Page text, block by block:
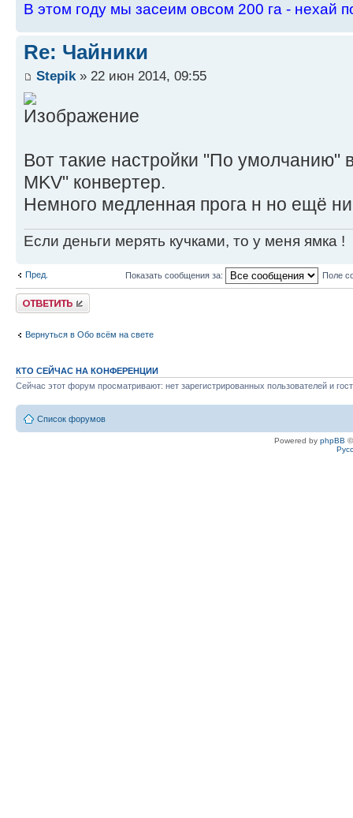
В этом году мы засеим овсом 200 га - нехай
Re: Чайники
Stepik » 22 июн 2014, 09:55
Вот такие настройки "По умолчанию"
MKV" конвертер.
Немного медленная прога н но ещё
Если деньги мерять кучками, то у меня ямка !
Пред. Показать сообщения за: Поле
Ответить
Вернуться в Обо всём на свете
КТО СЕЙЧАС НА КОНФЕРЕНЦИИ
Сейчас этот форум просматривают: нет зарегистрированных пользователей и
Список форумов
Powered by phpBB